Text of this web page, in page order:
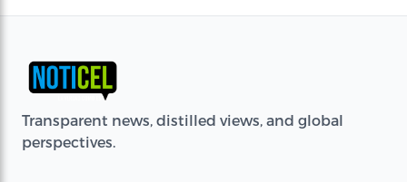
Transparent news, distilled views, and global
perspectives.